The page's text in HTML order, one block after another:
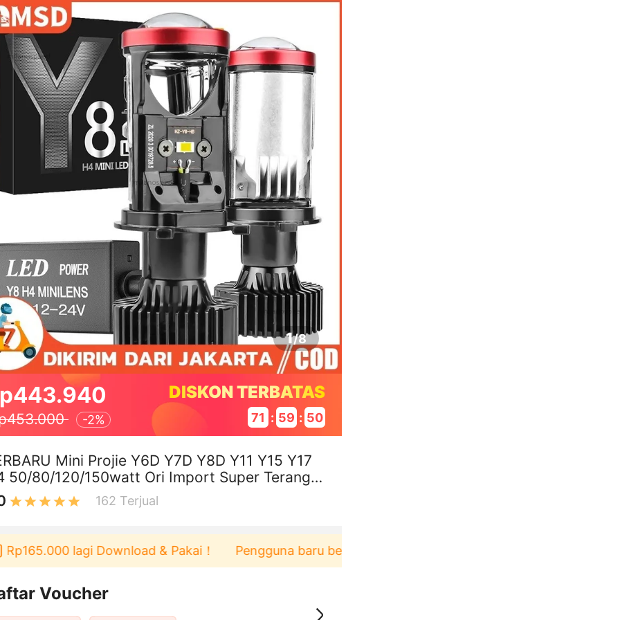
1/8
-2%
DISKON TERBATAS
71 : 59 : 49
Mini Projie Y6D Y7D Y8D Y11 Y15 Y17
50/80/120/150watt Ori Import Super Terang L
LED Mobil Motor
162 Terjual
lagi Download & Pakai！ Pengguna baru berbelanja di aplikasi Akulaku bisa dapat voucher
Voucher